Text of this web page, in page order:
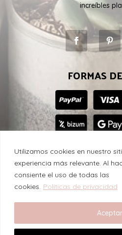
Utilizamos cookies en nuestro
experiencia más relevante. Al
consiente el uso de todas las
cookies. Políticas de privacidad
Aceptar
increíbles
FORMAS
Suculenta con